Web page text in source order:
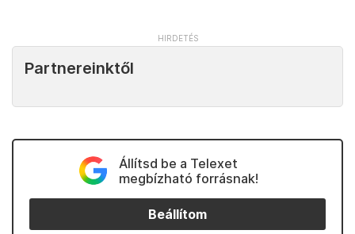
Partnereinktől
Állítsd be a Telexet
megbízható forrásnak!
Beállítom